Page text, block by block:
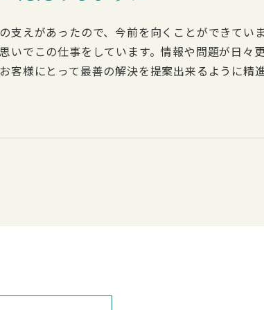
えがあったので、今前を向くことができていま
いでこの仕事をしています。情報や問題が日々
客様にとって最善の解決を提案出来るように精